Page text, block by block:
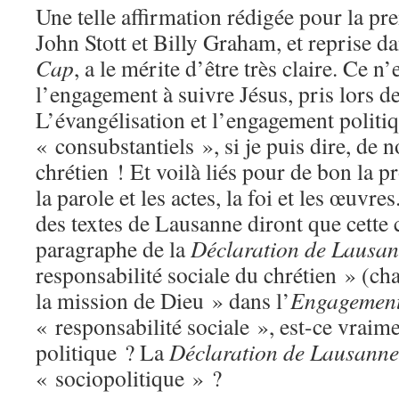
Une telle affirmation rédigée pour la
John Stott et Billy Graham, et reprise
Cap, a le mérite d’être très claire. Ce
l’engagement à suivre Jésus, pris lors
L’évangélisation et l’engagement
« consubstantiels », si je puis dire, de
chrétien ! Et voilà liés pour de bon la
la parole et les actes, la foi et les
des textes de Lausanne diront que
paragraphe de laDéclaration de
responsabilité sociale du chrétien »
la mission de Dieu » dans l’
« responsabilité sociale », est-ce
politique ? LaDéclaration de Lausanne
« sociopolitique » ?